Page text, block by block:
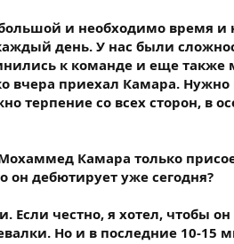
большой и необходимо время
день. У нас были
к команде и еще
вчера приехал Камара.
терпение со всех сторон, в
Камара только
он дебютирует уже сегодня?
Если честно, я хотел, чтобы
Но и в последние 10-15